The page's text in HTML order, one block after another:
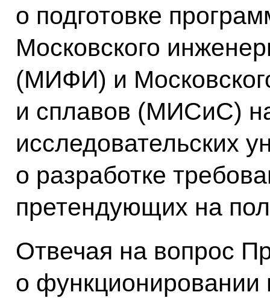
о подготовке
Московского
(МИФИ) и
и сплавов (МИСиС)
исследовательских
о разработке
претендующих на
Отвечая на вопрос
о функционировании